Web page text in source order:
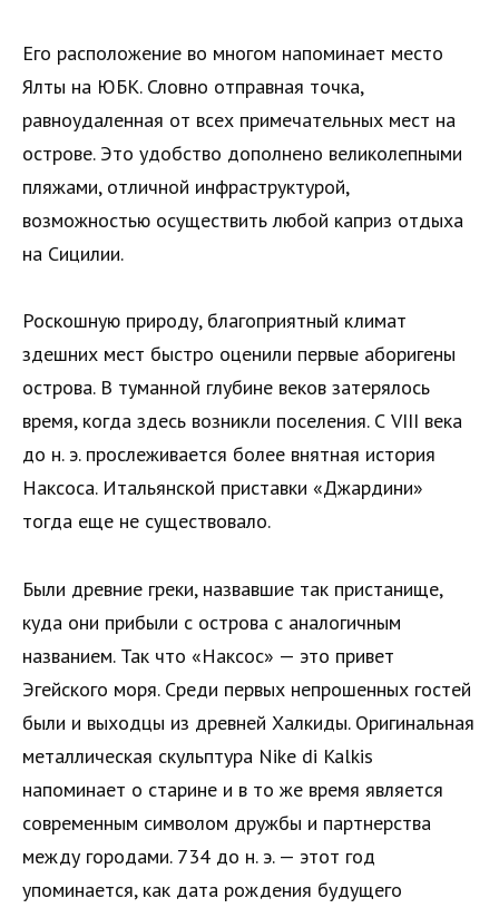
Его расположение во многом напоминает место
Ялты на ЮБК. Словно отправная точка,
равноудаленная от всех примечательных мест на
острове. Это удобство дополнено великолепными
пляжами, отличной инфраструктурой,
возможностью осуществить любой каприз отдыха
на Сицилии.
Роскошную природу, благоприятный климат
здешних мест быстро оценили первые аборигены
острова. В туманной глубине веков затерялось
время, когда здесь возникли поселения. С VIII века
до н. э. прослеживается более внятная история
Наксоса. Итальянской приставки «Джардини»
тогда еще не существовало.
Были древние греки, назвавшие так пристанище,
куда они прибыли с острова с аналогичным
названием. Так что «Наксос» — это привет
Эгейского моря. Среди первых непрошенных гостей
были и выходцы из древней Халкиды. Оригинальная
металлическая скульптура Nike di Kalkis
напоминает о старине и в то же время является
современным символом дружбы и партнерства
между городами. 734 до н. э. — этот год
упоминается, как дата рождения будущего